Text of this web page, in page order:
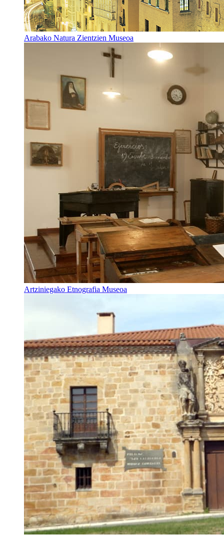
Arabako Natura Zientzien Museoa
Artziniegako Etnografia Museoa